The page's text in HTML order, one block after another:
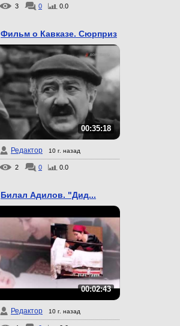
3 0 0.0
Фильм о Кавказе. Сюрприз
00:35:18
Редактор 10 г. назад
2 0 0.0
Билал Адилов. "Дид...
00:02:43
Редактор 10 г. назад